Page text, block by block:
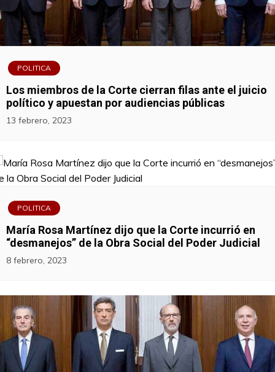
POLITICA
Los miembros de la Corte cierran filas ante el juicio
político y apuestan por audiencias públicas
13 febrero, 2023
POLITICA
María Rosa Martínez dijo que la Corte incurrió en
“desmanejos” de la Obra Social del Poder Judicial
8 febrero, 2023